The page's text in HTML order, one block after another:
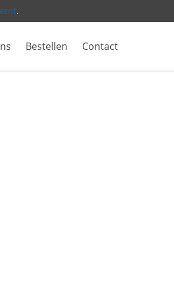
.
Bestellen Contact